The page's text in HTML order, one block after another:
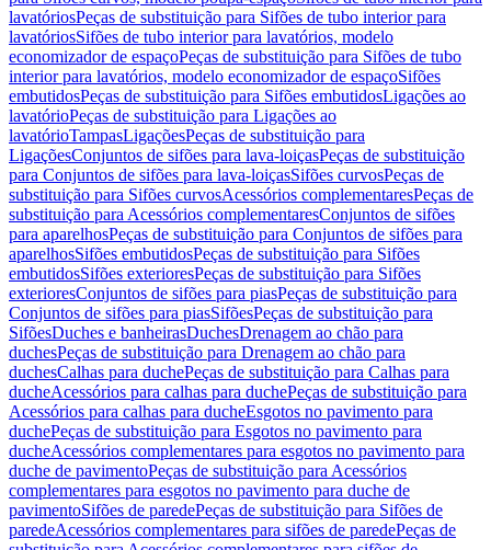
lavatóriosPeças de substituição para Sifões de tubo interior para
lavatóriosSifões de tubo interior para lavatórios, modelo
economizador de espaçoPeças de substituição para Sifões de tubo
interior para lavatórios, modelo economizador de espaçoSifões
embutidosPeças de substituição para Sifões embutidosLigações ao
lavatórioPeças de substituição para Ligações ao
lavatórioTampasLigaçõesPeças de substituição para
LigaçõesConjuntos de sifões para lava-loiçasPeças de substituição
para Conjuntos de sifões para lava-loiçasSifões curvosPeças de
substituição para Sifões curvosAcessórios complementaresPeças de
substituição para Acessórios complementaresConjuntos de sifões
para aparelhosPeças de substituição para Conjuntos de sifões para
aparelhosSifões embutidosPeças de substituição para Sifões
embutidosSifões exterioresPeças de substituição para Sifões
exterioresConjuntos de sifões para piasPeças de substituição para
Conjuntos de sifões para piasSifõesPeças de substituição para
SifõesDuches e banheirasDuchesDrenagem ao chão para
duchesPeças de substituição para Drenagem ao chão para
duchesCalhas para duchePeças de substituição para Calhas para
ducheAcessórios para calhas para duchePeças de substituição para
Acessórios para calhas para ducheEsgotos no pavimento para
duchePeças de substituição para Esgotos no pavimento para
ducheAcessórios complementares para esgotos no pavimento para
duche de pavimentoPeças de substituição para Acessórios
complementares para esgotos no pavimento para duche de
pavimentoSifões de paredePeças de substituição para Sifões de
paredeAcessórios complementares para sifões de paredePeças de